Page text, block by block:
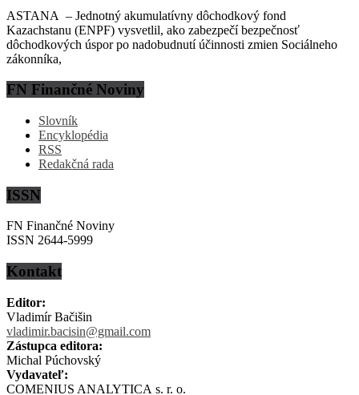
ASTANA – Jednotný akumulatívny dôchodkový fond
Kazachstanu (ENPF) vysvetlil, ako zabezpečí bezpečnosť
dôchodkových úspor po nadobudnutí účinnosti zmien Sociálneho
zákonníka,
FN Finančné Noviny
Slovník
Encyklopédia
RSS
Redakčná rada
ISSN
FN Finančné Noviny
ISSN 2644-5999
Kontakt
Editor:
Vladimír Bačišin
vladimir.bacisin@gmail.com
Zástupca editora:
Michal Púchovský
Vydavateľ:
COMENIUS ANALYTICA s. r. o.